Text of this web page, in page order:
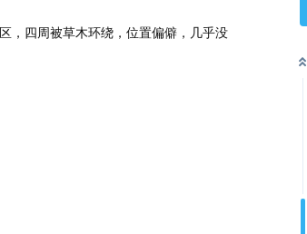
，四周被草木环绕，位置偏僻，几乎没